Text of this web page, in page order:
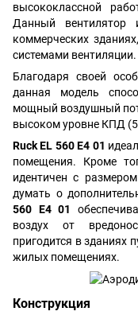
высококлассной
Данный вентилятор
коммерческих
системами вентиляции.
Благодаря своей
данная модель
мощный воздушный
высоком уровне КПД
Ruck EL 560 E4 01
помещения. Кроме
идентичен с
думать о
560 E4 01
воздух от
пригодится в зданиях
жилых помещениях.
Конструкция